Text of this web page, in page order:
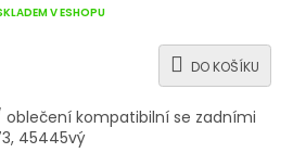
V ESHOPU
DO KOŠÍKU
kompatibilní se zadními
45445vý